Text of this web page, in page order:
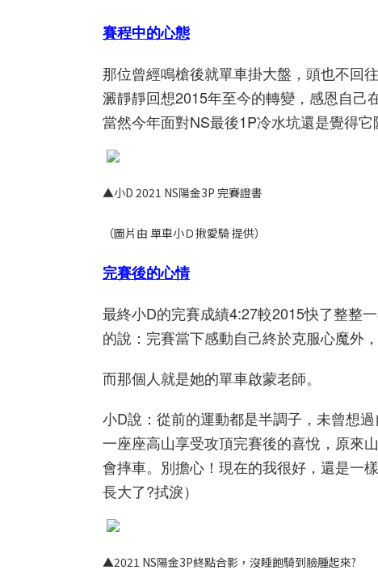
賽程中的心態
那位曾經鳴槍後就單車掛大盤，頭也不回
澱靜靜回想2015年至今的轉變，感恩自己
當然今年面對NS最後1P冷水坑還是覺得
▲小D 2021 NS陽金3P 完賽證書
（圖片由 單車小Ｄ揪愛騎提供）
完賽後的心情
最終小D的完賽成績4:27較2015快了整整
的說：完賽當下感動自己終於克服心魔外
而那個人就是她的單車啟蒙老師。
小D說：從前的運動都是半調子，未曾想
一座座高山享受攻頂完賽後的喜悅，原來
會摔車。別擔心！現在的我很好，還是一
長大了?拭淚）
▲2021 NS陽金3P終點合影，沒睡飽騎到臉腫起來?